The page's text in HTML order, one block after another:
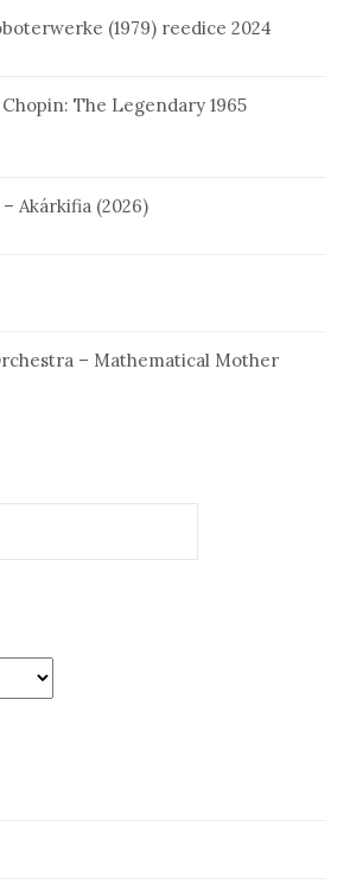
(1979) reedice 2024
The Legendary 1965
Akárkifia (2026)
– Mathematical Mother